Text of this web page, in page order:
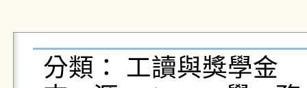
分類： 工讀與獎學金